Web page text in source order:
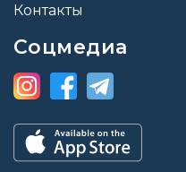
Контакты
Соцмедиа